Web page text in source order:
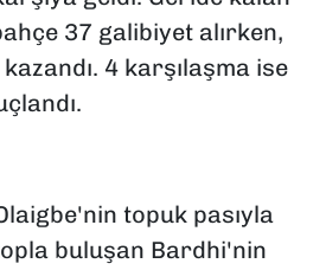
37 galibiyet alırken,
4 karşılaşma ise
topuk pasıyla
buluşan Bardhi'nin